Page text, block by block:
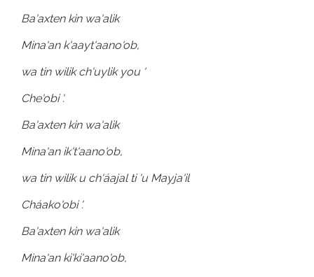
Ba'axten kin wa'alik
Mina'an k'aayt'aano'ob,
wa tin wilik ch'uylik you '
Che'obi '.
Ba'axten kin wa'alik
Mina'an ik't'aano'ob,
wa tin wilik u ch'áajal ti 'u Mayja'il
Cháako'obi '.
Ba'axten kin wa'alik
Mina'an ki'ki'aano'ob,